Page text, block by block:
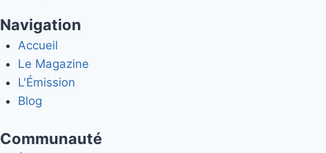
Navigation
Accueil
Le Magazine
L'Émission
Blog
Communauté